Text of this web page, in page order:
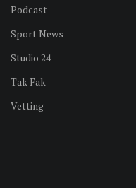
Podcast
Sport News
Studio 24
Tak Fak
Vetting